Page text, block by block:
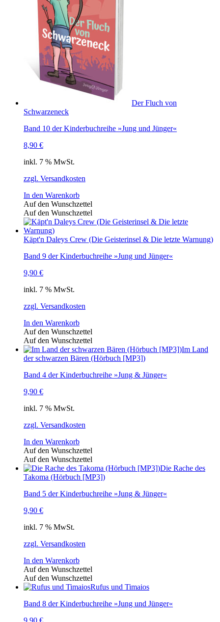
Der Fluch von
Schwarzeneck
Band 10 der Kinderbuchreihe »Jung und Jünger«
8,90 €
inkl. 7 % MwSt.
zzgl. Versandkosten
In den Warenkorb
Auf den Wunschzettel
Auf den Wunschzettel
Käpt'n Daleys Crew (Die Geisterinsel & Die letzte Warnung)
Band 9 der Kinderbuchreihe »Jung und Jünger«
9,90 €
inkl. 7 % MwSt.
zzgl. Versandkosten
In den Warenkorb
Auf den Wunschzettel
Auf den Wunschzettel
Im Land
der schwarzen Bären (Hörbuch [MP3])
Band 4 der Kinderbuchreihe »Jung & Jünger«
9,90 €
inkl. 7 % MwSt.
zzgl. Versandkosten
In den Warenkorb
Auf den Wunschzettel
Auf den Wunschzettel
Die Rache des
Takoma (Hörbuch [MP3])
Band 5 der Kinderbuchreihe »Jung & Jünger«
9,90 €
inkl. 7 % MwSt.
zzgl. Versandkosten
In den Warenkorb
Auf den Wunschzettel
Auf den Wunschzettel
Rufus und Timaios
Band 8 der Kinderbuchreihe »Jung und Jünger«
9,90 €